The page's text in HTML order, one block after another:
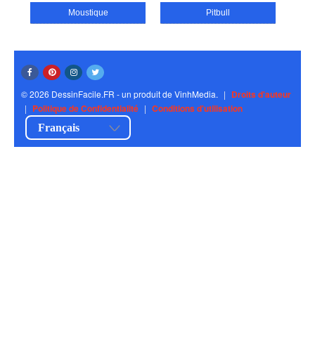
Moustique Pitbull
© 2026 DessinFacile.FR - un produit de VinhMedia. | Droits d'auteur
| Politique de Confidentialité | Conditions d'utilisation
Français